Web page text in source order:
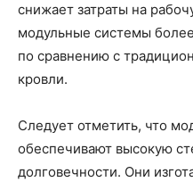
снижает затраты на
модульные системы
по сравнению с
кровли.
Следует отметить, что
обеспечивают высокую
долговечности. Они